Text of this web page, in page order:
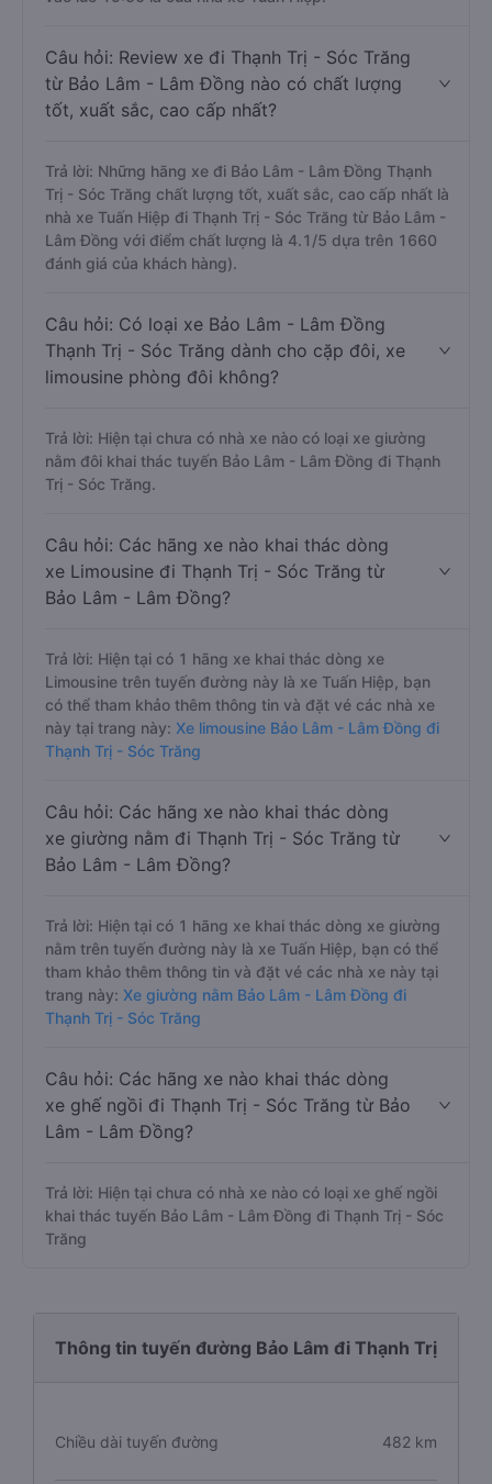
Câu hỏi: Review xe đi Thạnh Trị - Sóc Trăng
từ Bảo Lâm - Lâm Đồng nào có chất lượng
tốt, xuất sắc, cao cấp nhất?
Trả lời: Những hãng xe đi Bảo Lâm - Lâm Đồng Thạnh
Trị - Sóc Trăng chất lượng tốt, xuất sắc, cao cấp nhất là
nhà xe Tuấn Hiệp đi Thạnh Trị - Sóc Trăng từ Bảo Lâm -
Lâm Đồng với điểm chất lượng là 4.1/5 dựa trên 1660
đánh giá của khách hàng).
Câu hỏi: Có loại xe Bảo Lâm - Lâm Đồng
Thạnh Trị - Sóc Trăng dành cho cặp đôi, xe
limousine phòng đôi không?
Trả lời: Hiện tại chưa có nhà xe nào có loại xe giường
nằm đôi khai thác tuyến Bảo Lâm - Lâm Đồng đi Thạnh
Trị - Sóc Trăng.
Câu hỏi: Các hãng xe nào khai thác dòng
xe Limousine đi Thạnh Trị - Sóc Trăng từ
Bảo Lâm - Lâm Đồng?
Trả lời: Hiện tại có 1 hãng xe khai thác dòng xe
Limousine trên tuyến đường này là xe Tuấn Hiệp, bạn
có thể tham khảo thêm thông tin và đặt vé các nhà xe
này tại trang này: Xe limousine Bảo Lâm - Lâm Đồng đi
Thạnh Trị - Sóc Trăng
Câu hỏi: Các hãng xe nào khai thác dòng
xe giường nằm đi Thạnh Trị - Sóc Trăng từ
Bảo Lâm - Lâm Đồng?
Trả lời: Hiện tại có 1 hãng xe khai thác dòng xe giường
nằm trên tuyến đường này là xe Tuấn Hiệp, bạn có thể
tham khảo thêm thông tin và đặt vé các nhà xe này tại
trang này: Xe giường nằm Bảo Lâm - Lâm Đồng đi
Thạnh Trị - Sóc Trăng
Câu hỏi: Các hãng xe nào khai thác dòng
xe ghế ngồi đi Thạnh Trị - Sóc Trăng từ Bảo
Lâm - Lâm Đồng?
Trả lời: Hiện tại chưa có nhà xe nào có loại xe ghế ngồi
khai thác tuyến Bảo Lâm - Lâm Đồng đi Thạnh Trị - Sóc
Trăng
Thông tin tuyến đường Bảo Lâm đi Thạnh Trị
Chiều dài tuyến đường 482 km